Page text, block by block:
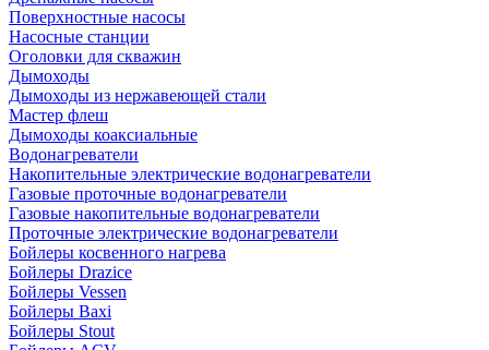
Поверхностные насосы
Насосные станции
Оголовки для скважин
Дымоходы
Дымоходы из нержавеющей стали
Мастер флеш
Дымоходы коаксиальные
Водонагреватели
Накопительные электрические водонагреватели
Газовые проточные водонагреватели
Газовые накопительные водонагреватели
Проточные электрические водонагреватели
Бойлеры косвенного нагрева
Бойлеры Drazice
Бойлеры Vessen
Бойлеры Baxi
Бойлеры Stout